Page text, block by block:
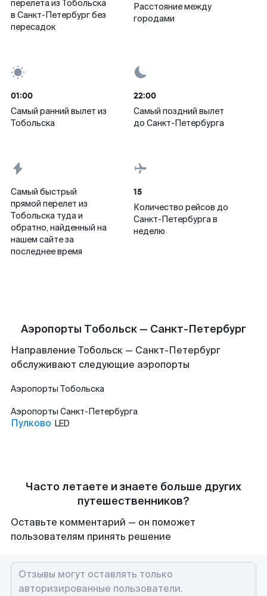
перелета из Тобольска
в Санкт-Петербург без
пересадок
Расстояние между
городами
01:00
Самый ранний вылет из
Тобольска
22:00
Самый поздний вылет
до Санкт-Петербурга
Самый быстрый
прямой перелет из
Тобольска туда и
обратно, найденный на
нашем сайте за
последнее время
15
Количество рейсов до
Санкт-Петербурга в
неделю
Аэропорты Тобольск — Санкт-Петербург
Направление Тобольск — Санкт-Петербург
обслуживают следующие аэропорты
Аэропорты Тобольска
Аэропорты Санкт-Петербурга
Пулково LED
Часто летаете и знаете больше других
путешественников?
Оставьте комментарий — он поможет
пользователям принять решение